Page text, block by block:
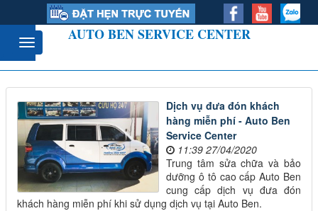
AUTO BEN SERVICE CENTER
Dịch vụ đưa đón khách
hàng miễn phí - Auto Ben
Service Center
11:39 27/04/2020
Trung tâm sửa chữa và bảo
dưỡng ô tô cao cấp Auto Ben
cung cấp dịch vụ đưa đón
khách hàng miễn phí khi sử dụng dịch vụ tại Auto Ben.